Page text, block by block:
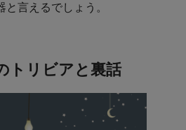
言えるでしょう。
トリビアと裏話